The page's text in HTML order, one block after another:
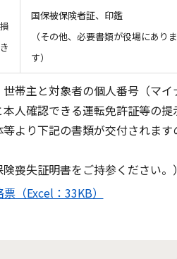
国保被保険者証、印鑑
（その他、必要書類が役場にありま
す）
帯主と対象者の個人番号（マ
人確認できる運転免許証等の提
より下記の書類が交付されま
喪失証明書をご持参ください。）
（Excel：33KB）